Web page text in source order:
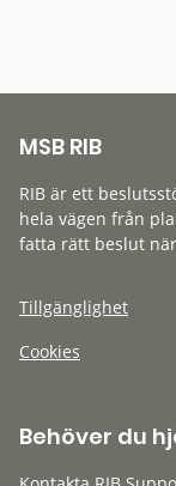
MSB RIB
RIB är ett
hela vägen från
fatta rätt beslut
Tillgänglighet
Cookies
Behöver du